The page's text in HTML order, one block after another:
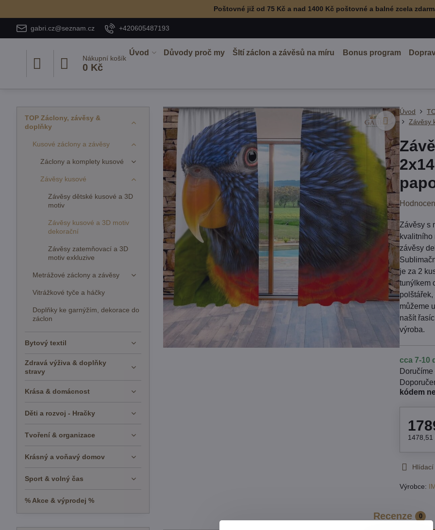
Poštovné již od 75 Kč a nad 1400 Kč poštovné a balné zcela
gabri.cz@seznam.cz +420605487193
Nákupní košík
0 Kč
Úvod Důvody proč my ŠItí záclon a závěsů na míru Bonus program
Úvod
Závěsy
Závěsy s
kvalitního
závěsy
je za 2
tunýlkem
můžeme
našít
výroba.
cca 7-10
kódem
1478,51
Hlídací
Výrobce:
Recenze 0
TOP Záclony, závěsy &
doplňky
Kusové záclony a závěsy
Záclony a komplety kusové
Závěsy kusové
Závěsy dětské kusové a 3D
motiv
Závěsy kusové a 3D motiv
dekorační
Závěsy zatemňovací a 3D
motiv exkluzive
Metrážové záclony a závěsy
Vitrážkové tyče a háčky
Doplňky ke garnýžím, dekorace do
záclon
Bytový textil
Zdravá výživa & doplňky
stravy
Krása & domácnost
Děti a rozvoj - Hračky
Tvoření & organizace
Krásný a voňavý domov
Sport & volný čas
% Akce & výprodej %